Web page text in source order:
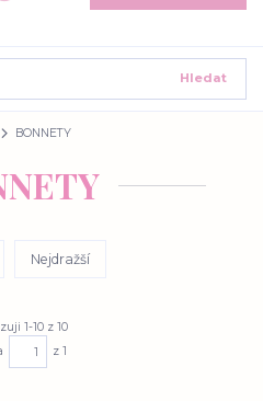
Hledat
BONNETY
Nejdražší
1-10 z 10
z 1